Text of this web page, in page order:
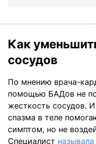
Как
сосудов
По мнению врача-
помощью БАДов не
жесткость сосудов.
спазма в теле
симптом, но не
Специалист